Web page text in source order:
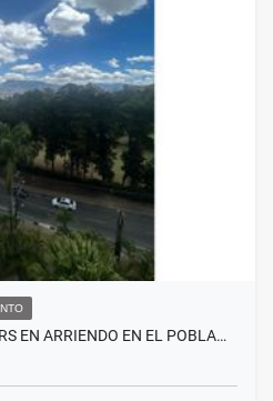
EN ARRIENDO EN EL POBLA…